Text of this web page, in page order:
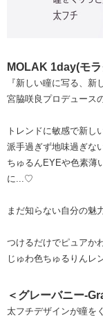
MOLAK 1day(モ
『新しい瞳に写る、新
宮脇咲良プロデュース
トレンドに敏感で新し
派手過ぎず地味過ぎな
ちゅるんEYEや色素薄
に...♡
まだ知らない自分の魅
つけるだけでピュアか
じゅわ色ちゅるりんレ
＜グレーバニー-
太フチデザインが瞳を